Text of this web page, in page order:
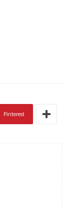
Pinterest